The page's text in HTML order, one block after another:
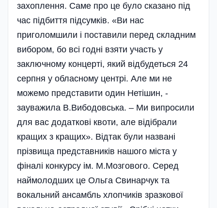
захоплення. Саме про це було сказано під
час підбиття підсумків. «Ви нас
приголомшили і поставили перед складним
вибором, бо всі годні взяти участь у
заключному концерті, який відбудеться 24
серпня у обласному центрі. Але ми не
можемо представити один Нетішин, -
зауважила В.Вибодовська. – Ми випросили
для вас додаткові квоти, але відібрали
кращих з кращих». Відтак були названі
прізвища представників нашого міста у
фіналі конкурсу ім. М.Мозгового. Серед
наймолодших це Ольга Свинарчук та
вокальний ансамбль хлопчиків зразкової